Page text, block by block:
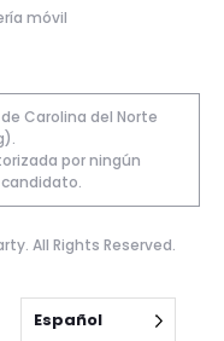
móvil
Carolina del Norte
por ningún
All Rights Reserved.
Español